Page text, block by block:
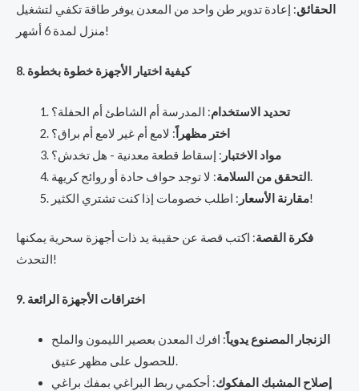
الحقائق: إعادة تدوير طن واحد من المعدن يوفر طاقة تكفي لتشغيل
منزل لمدة 6 أشهر!
8. كيفية اختيار الأجهزة خطوة بخطوة
تحديد الاستخدام: المدرسة أم الشاطئ أم الحفلة؟
اختر مظهراً : لامع أم غير لامع أم براق؟
مواد الاختبار : إسقاط قطعة معدنية - هل تخدش؟
التحقق من السلامة : لا توجد حواف حادة أو روائح كريهة.
مقارنة الأسعار: اطلب خصومات إذا كنت تشتري الكثير!
فكرة القصة: اكتب قصة عن حقيبة يد ذات أجهزة سحرية يمكنها
التحدث!
9. اختراقات الأجهزة الرائعة
الزنجار المصنوع يدوياً: افرك المعدن بعصير الليمون والملح
للحصول على مظهر عتيق.
إصلاح المشبك المفكوك: أحكمي ربط البراغي بمفك براغي